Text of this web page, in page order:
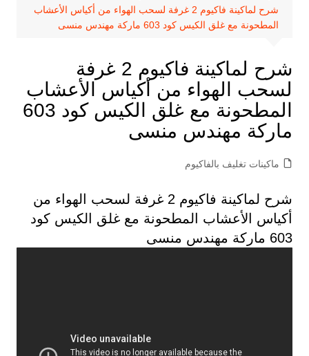
شرح لماكينة فاكيوم 2 غرفة لسحب الهواء من أكياس الأعشاب
المطحونة مع غلق الكيس كود 603 ماركة مهندس منسى
شرح لماكينة فاكيوم 2 غرفة
لسحب الهواء من أكياس الأعشاب
المطحونة مع غلق الكيس كود 603
ماركة مهندس منسى
ماكينات تغليف بالفاكيوم
شرح لماكينة فاكيوم 2 غرفة لسحب الهواء من
أكياس الأعشاب المطحونة مع غلق الكيس كود
603 ماركة مهندس منسى